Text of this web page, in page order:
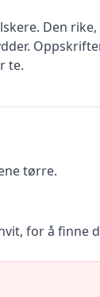
Den
te.
tørre.
for å finne